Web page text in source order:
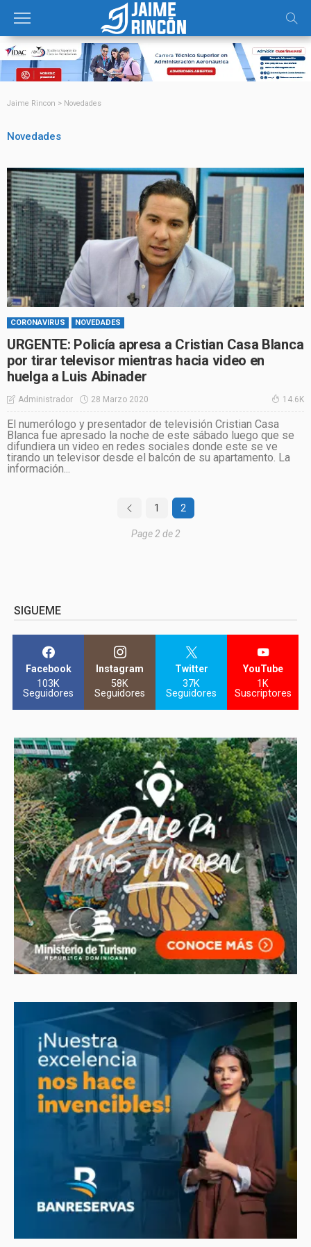
Jaime Rincon > Novedades
Novedades
CORONAVIRUS NOVEDADES
URGENTE: Policía apresa a Cristian Casa Blanca
por tirar televisor mientras hacia video en
huelga a Luis Abinader
Administrador 28 Marzo 2020 14.6K
El numerólogo y presentador de televisión Cristian Casa
Blanca fue apresado la noche de este sábado luego que se
difundiera un video en redes sociales donde este se ve
tirando un televisor desde el balcón de su apartamento. La
información...
1 2
Page 2 de 2
SIGUEME
Facebook
103K
Seguidores
Instagram
58K
Seguidores
Twitter
37K
Seguidores
YouTube
1K
Suscriptores